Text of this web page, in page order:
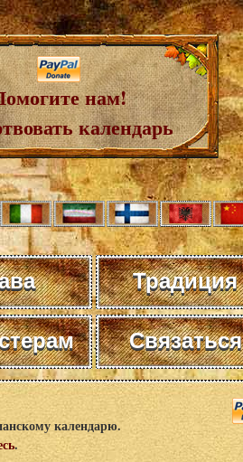
нам!
календарь
Традиция
Связаться
календарю.
.